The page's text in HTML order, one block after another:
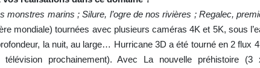
monstres marins ; Silure, l’ogre de nos rivières ; Regalec,
mondiale) tournées avec plusieurs caméras 4K et 5K, sous
la nuit, au large… Hurricane 3D a été tourné en 2 flux
prochainement). Avec La nouvelle préhistoire